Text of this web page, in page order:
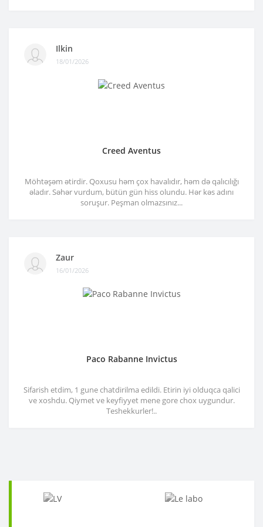
Ilkin
18/01/2026
Creed Aventus
Möhtəşəm ətirdir. Qoxusu həm çox havalıdır, həm də qalıcılığı
əladır. Səhər vurdum, bütün gün hiss olundu. Hər kəs adını
soruşur. Peşman olmazsınız...
Zaur
16/01/2026
Paco Rabanne Invictus
Sifarish etdim, 1 gune chatdirilma edildi. Etirin iyi olduqca qalici
ve xoshdu. Qiymet ve keyfiyyet mene gore chox uygundur.
Teshekkurler!..